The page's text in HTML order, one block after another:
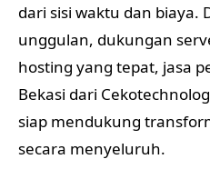
dari sisi waktu dan biaya.
unggulan, dukungan
hosting yang tepat, jasa
Bekasi dari
siap mendukung
secara menyeluruh.